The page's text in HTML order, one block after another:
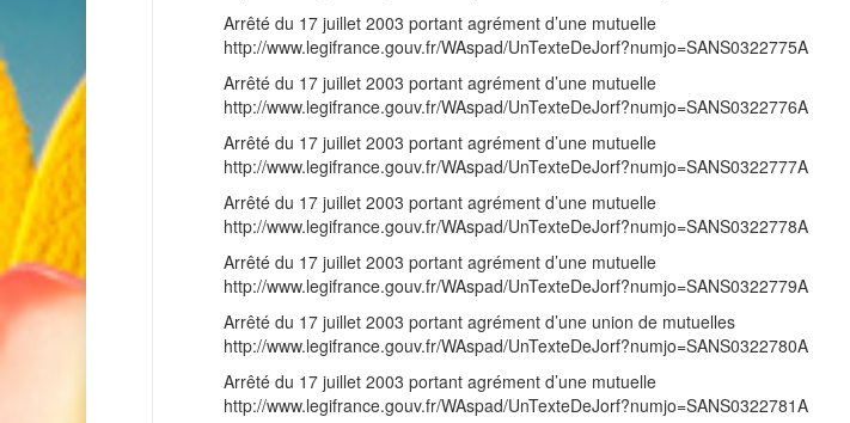
Arrêté du 17 juillet 2003 portant agrément d’une mutuelle
http://www.legifrance.gouv.fr/WAspad/UnTexteDeJorf?numjo=SANS0322775A
Arrêté du 17 juillet 2003 portant agrément d’une mutuelle
http://www.legifrance.gouv.fr/WAspad/UnTexteDeJorf?numjo=SANS0322776A
Arrêté du 17 juillet 2003 portant agrément d’une mutuelle
http://www.legifrance.gouv.fr/WAspad/UnTexteDeJorf?numjo=SANS0322777A
Arrêté du 17 juillet 2003 portant agrément d’une mutuelle
http://www.legifrance.gouv.fr/WAspad/UnTexteDeJorf?numjo=SANS0322778A
Arrêté du 17 juillet 2003 portant agrément d’une mutuelle
http://www.legifrance.gouv.fr/WAspad/UnTexteDeJorf?numjo=SANS0322779A
Arrêté du 17 juillet 2003 portant agrément d’une union de mutuelles
http://www.legifrance.gouv.fr/WAspad/UnTexteDeJorf?numjo=SANS0322780A
Arrêté du 17 juillet 2003 portant agrément d’une mutuelle
http://www.legifrance.gouv.fr/WAspad/UnTexteDeJorf?numjo=SANS0322781A